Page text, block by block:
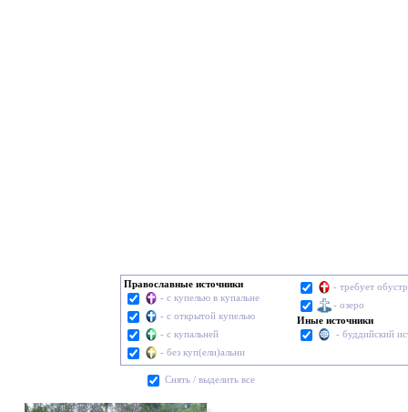
Православные источники
- с купелью в купальне
- с открытой купелью
- с купальней
- без куп(ели)альни
- требует
- озеро
Иные источники
- буддийский
Cнять / выделить все